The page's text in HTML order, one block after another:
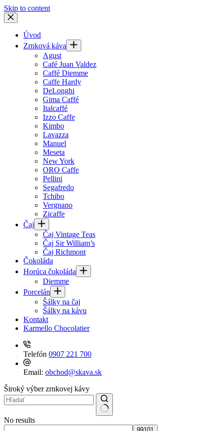
Skip to content
Úvod
Zrnková káva
Agust
Café Juan Valdez
Caffé Diemme
Caffe Hardy
DeLonghi
Gima Caffé
Italcaffé
Izzo Caffe
Kimbo
Lavazza
Manuel
Meseta
New York
ORO Caffe
Pellini
Segafredo
Tchibo
Vergnano
Zicaffe
Čaj
Čaj Vintage Teas
Čaj Sir William’s
Čaj Richmont
Čokoláda
Horúca čokoláda
Diemme
Porcelán
Šálky na čaj
Šálky na kávu
Kontakt
Karmello Chocolatier
Telefón 0907 221 700
Email: obchod@skava.sk
Široký výber zrnkovej kávy
No results